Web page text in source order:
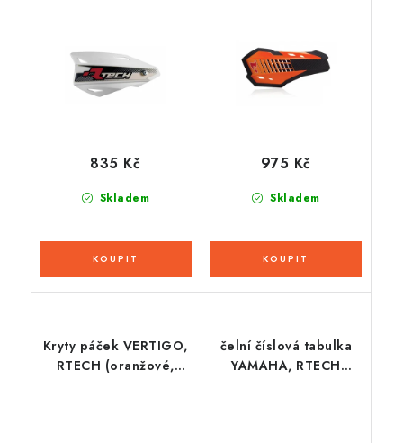
Skladem
835 Kč
Skladem
975 Kč
Kryty páček VERTIGO,
RTECH (oranžové,
čelní číslová tabulka
YAMAHA, RTECH